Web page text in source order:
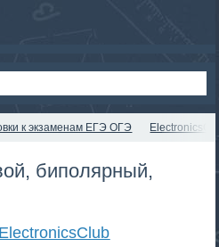
к экзаменам ЕГЭ ОГЭ
биполярный,
ElectronicsClub